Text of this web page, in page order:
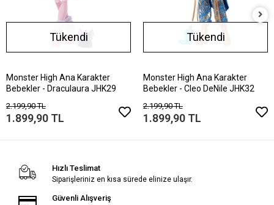
Tükendi
Monster High Ana Karakter
Bebekler - Draculaura JHK29
2.199,90 TL
1.899,90 TL
Tükendi
Monster High Ana Karakter
Bebekler - Cleo DeNile JHK32
2.199,90 TL
1.899,90 TL
Hızlı Teslimat
Siparişleriniz en kısa sürede elinize ulaşır.
Güvenli Alışveriş